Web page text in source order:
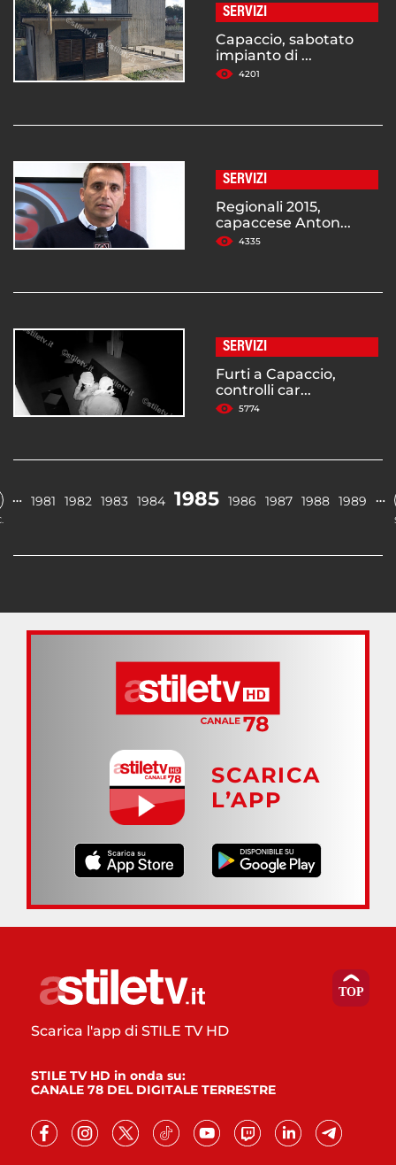
SERVIZI
Capaccio, sabotato
impianto di ...
4201
SERVIZI
Regionali 2015,
capaccese Anton...
4335
SERVIZI
Furti a Capaccio,
controlli car...
5774
… 1981 1982 1983 1984 1985 1986 1987 1988 1989 …
SCARICA
L’APP
Scarica l'app di STILE TV HD
STILE TV HD in onda su:
CANALE 78 DEL DIGITALE TERRESTRE